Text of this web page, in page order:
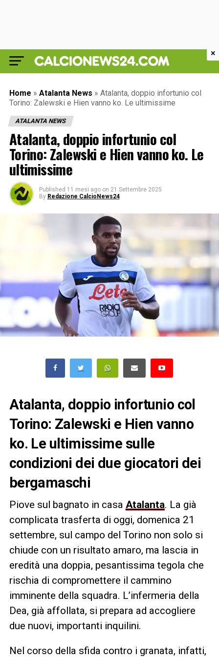
Home » Atalanta News » Atalanta, doppio infortunio col
Torino: Zalewski e Hien vanno ko. Le ultimissime
ATALANTA NEWS
Atalanta, doppio infortunio col
Torino: Zalewski e Hien vanno ko. Le
ultimissime
Published 11 mesi ago on 21 Settembre 2025
By Redazione CalcioNews24
Atalanta, doppio infortunio col
Torino: Zalewski e Hien vanno
ko. Le ultimissime sulle
condizioni dei due giocatori dei
bergamaschi
Piove sul bagnato in casa Atalanta. La già
complicata trasferta di oggi, domenica 21
settembre, sul campo del Torino non solo si
chiude con un risultato amaro, ma lascia in
eredità una doppia, pesantissima tegola che
rischia di compromettere il cammino
imminente della squadra. L’infermeria della
Dea, già affollata, si prepara ad accogliere
due nuovi, importanti inquilini.
Nel corso della sfida contro i granata, infatti,
×